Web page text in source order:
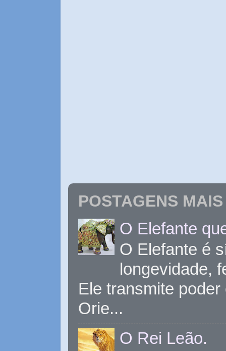
POSTAGENS
O Elefante
O Elefante é
longevidade,
Ele transmite
Orie...
O Rei Leão.